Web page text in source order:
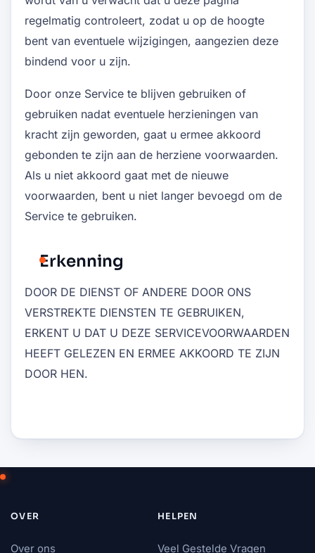
regelmatig controleert, zodat u op de hoogte
bent van eventuele wijzigingen, aangezien deze
bindend voor u zijn.
Door onze Service te blijven gebruiken of
gebruiken nadat eventuele herzieningen van
kracht zijn geworden, gaat u ermee akkoord
gebonden te zijn aan de herziene voorwaarden.
Als u niet akkoord gaat met de nieuwe
voorwaarden, bent u niet langer bevoegd om de
Service te gebruiken.
Erkenning
DOOR DE DIENST OF ANDERE DOOR ONS
VERSTREKTE DIENSTEN TE GEBRUIKEN,
ERKENT U DAT U DEZE SERVICEVOORWAARDEN
HEEFT GELEZEN EN ERMEE AKKOORD TE ZIJN
DOOR HEN.
OVER
Over ons
HELPEN
Veel Gestelde Vragen